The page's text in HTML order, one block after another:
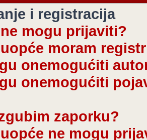
i registracija
mogu prijaviti?
moram
onemogućiti
onemogućiti
zaporku?
ne mogu